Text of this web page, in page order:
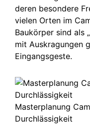
deren besondere
vielen Orten im
Baukörper sind als
mit Auskra­gungen
Eingangsgeste.
Masterplanung
Durchlässigkeit